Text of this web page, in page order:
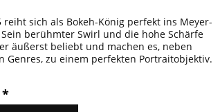
reiht sich als Bokeh-König perfekt ins Meyer-
berühmter Swirl und die hohe Schärfe
äußerst beliebt und machen es, neben
Genres, zu einem perfekten Portraitobjektiv.
*